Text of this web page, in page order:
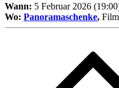
Wann: 5 Februar 2026
Wo: Panoramaschenke,